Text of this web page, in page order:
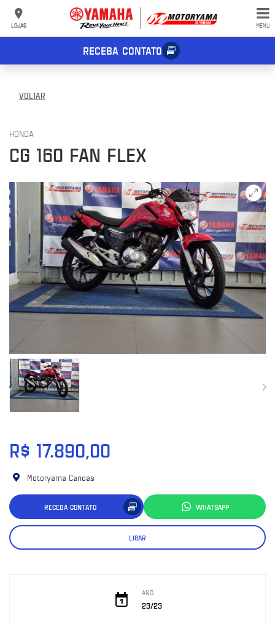
LOJAS MENU
RECEBA CONTATO
VOLTAR
HONDA
CG 160 FAN FLEX
R$ 17.890,00
Motoryama Canoas
RECEBA CONTATO WHATSAPP
LIGAR
ANO
23/23